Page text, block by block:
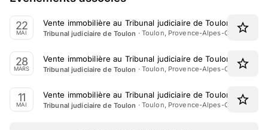
22
MAI
Vente immobilière au Tribunal judiciaire de Toulon le 22
Tribunal judiciaire de Toulon · Toulon, Provence-Alpes-Côte d'Azur
28
MARS
Vente immobilière au Tribunal judiciaire de Toulon le 28
Tribunal judiciaire de Toulon · Toulon, Provence-Alpes-Côte d'Azur
11
MAI
Vente immobilière au Tribunal judiciaire de Toulon le 11 Mai
Tribunal judiciaire de Toulon · Toulon, Provence-Alpes-Côte d'Azur